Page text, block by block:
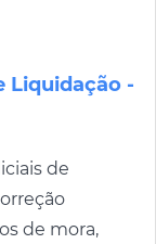
Liquidação -
de
de mora,